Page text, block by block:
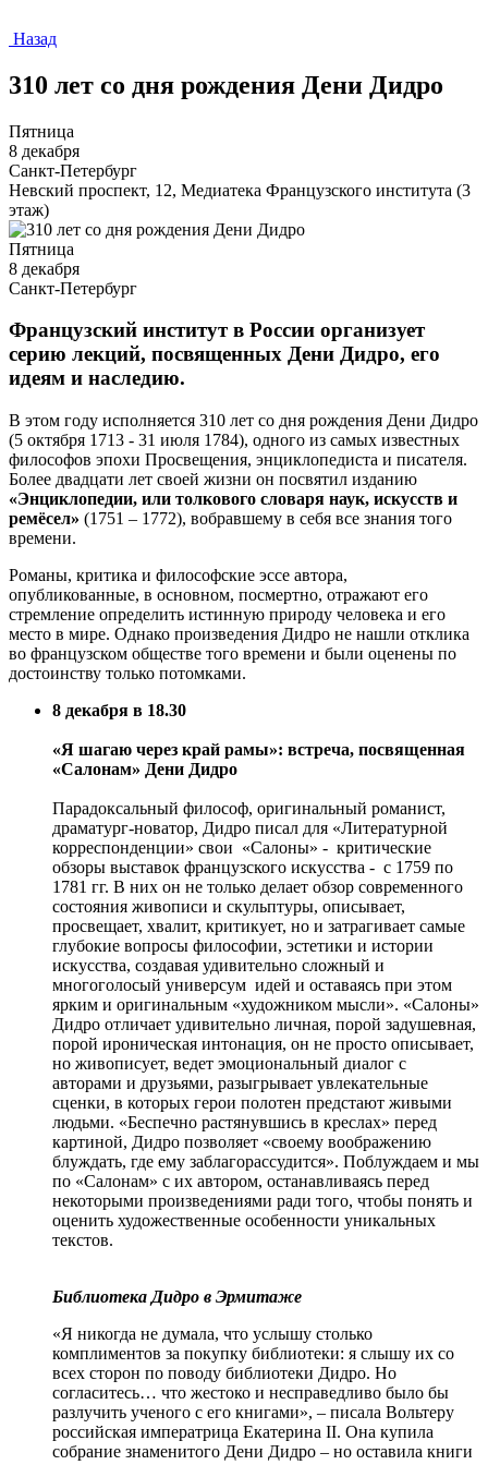
Назад
310 лет со дня рождения Дени Дидро
Пятница
8 декабря
Санкт-Петербург
Невский проспект, 12, Медиатека Французского института (3
этаж)
Пятница
8 декабря
Санкт-Петербург
Французский институт в России организует
серию лекций, посвященных Дени Дидро, его
идеям и наследию.
В этом году исполняется 310 лет со дня рождения Дени Дидро
(5 октября 1713 - 31 июля 1784), одного из самых известных
философов эпохи Просвещения, энциклопедиста и писателя.
Более двадцати лет своей жизни он посвятил изданию
«Энциклопедии, или толкового словаря наук, искусств и
ремёсел» (1751 – 1772), вобравшему в себя все знания того
времени.
Романы, критика и философские эссе автора,
опубликованные, в основном, посмертно, отражают его
стремление определить истинную природу человека и его
место в мире. Однако произведения Дидро не нашли отклика
во французском обществе того времени и были оценены по
достоинству только потомками.
8 декабря в 18.30
«Я шагаю через край рамы»: встреча, посвященная
«Салонам» Дени Дидро
Парадоксальный философ, оригинальный романист,
драматург-новатор, Дидро писал для «Литературной
корреспонденции» свои «Салоны» - критические
обзоры выставок французского искусства - с 1759 по
1781 гг. В них он не только делает обзор современного
состояния живописи и скульптуры, описывает,
просвещает, хвалит, критикует, но и затрагивает самые
глубокие вопросы философии, эстетики и истории
искусства, создавая удивительно сложный и
многоголосый универсум идей и оставаясь при этом
ярким и оригинальным «художником мысли». «Салоны»
Дидро отличает удивительно личная, порой задушевная,
порой ироническая интонация, он не просто описывает,
но живописует, ведет эмоциональный диалог с
авторами и друзьями, разыгрывает увлекательные
сценки, в которых герои полотен предстают живыми
людьми. «Беспечно растянувшись в креслах» перед
картиной, Дидро позволяет «своему воображению
блуждать, где ему заблагорассудится». Поблуждаем и мы
по «Салонам» с их автором, останавливаясь перед
некоторыми произведениями ради того, чтобы понять и
оценить художественные особенности уникальных
текстов.
Библиотека Дидро в Эрмитаже
«Я никогда не думала, что услышу столько
комплиментов за покупку библиотеки: я слышу их со
всех сторон по поводу библиотеки Дидро. Но
согласитесь… что жестоко и несправедливо было бы
разлучить ученого с его книгами», – писала Вольтеру
российская императрица Екатерина II. Она купила
собрание знаменитого Дени Дидро – но оставила книги